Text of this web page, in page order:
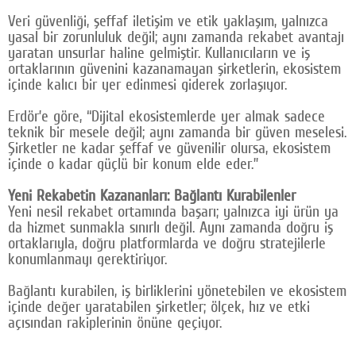
Veri güvenliği, şeffaf iletişim ve etik yaklaşım, yalnızca
yasal bir zorunluluk değil; aynı zamanda rekabet avantajı
yaratan unsurlar haline gelmiştir. Kullanıcıların ve iş
ortaklarının güvenini kazanamayan şirketlerin, ekosistem
içinde kalıcı bir yer edinmesi giderek zorlaşıyor.
Erdör’e göre, “Dijital ekosistemlerde yer almak sadece
teknik bir mesele değil; aynı zamanda bir güven meselesi.
Şirketler ne kadar şeffaf ve güvenilir olursa, ekosistem
içinde o kadar güçlü bir konum elde eder.”
Yeni Rekabetin Kazananları: Bağlantı Kurabilenler
Yeni nesil rekabet ortamında başarı; yalnızca iyi ürün ya
da hizmet sunmakla sınırlı değil. Aynı zamanda doğru iş
ortaklarıyla, doğru platformlarda ve doğru stratejilerle
konumlanmayı gerektiriyor.
Bağlantı kurabilen, iş birliklerini yönetebilen ve ekosistem
içinde değer yaratabilen şirketler; ölçek, hız ve etki
açısından rakiplerinin önüne geçiyor.